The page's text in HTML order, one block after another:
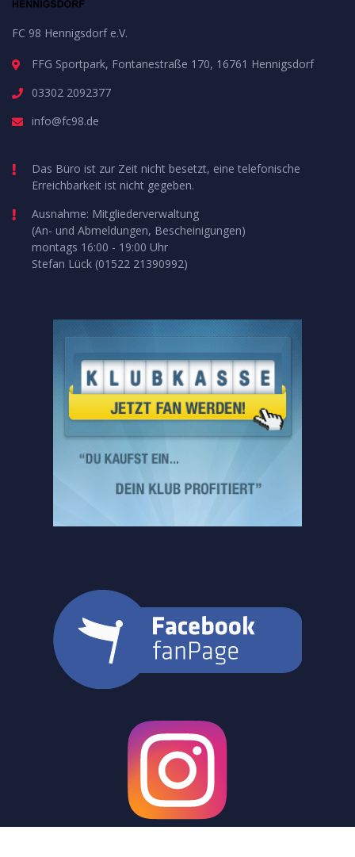
FC 98 Hennigsdorf e.V.
FFG Sportpark, Fontanestraße 170, 16761 Hennigsdorf
03302 2092377
info@fc98.de
Das Büro ist zur Zeit nicht besetzt, eine telefonische
Erreichbarkeit ist nicht gegeben.
Ausnahme: Mitgliederverwaltung
(An- und Abmeldungen, Bescheinigungen)
montags 16:00 - 19:00 Uhr
Stefan Lück (01522 21390992)